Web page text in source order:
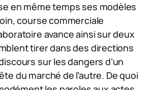
en même temps ses modèles
course commerciale
avance ainsi sur deux
tirer dans des directions
sur les dangers d’un
du marché de l’autre. De quoi